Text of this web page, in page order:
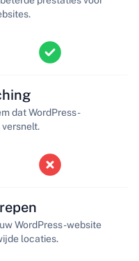
dat WordPress-
WordPress-website
locaties.